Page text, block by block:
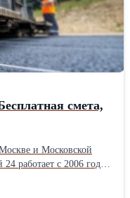
смета,
и Московской
дороги, парковки,
полный